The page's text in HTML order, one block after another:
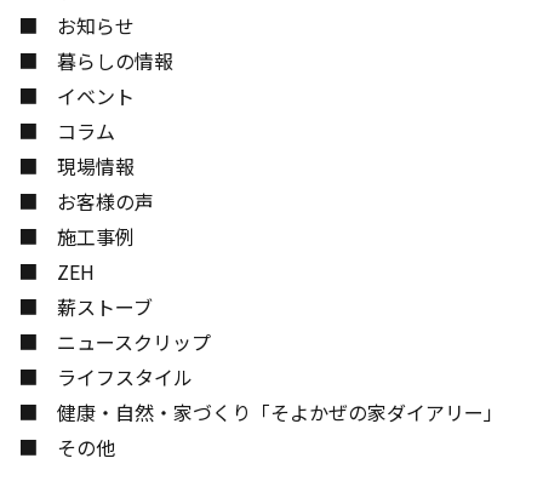
お知らせ
暮らしの情報
イベント
コラム
現場情報
お客様の声
施工事例
ZEH
薪ストーブ
ニュースクリップ
ライフスタイル
健康・自然・家づくり「そよかぜの家ダイアリー」
その他